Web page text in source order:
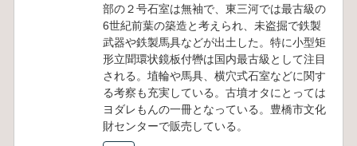
部の２号石室は無袖で、東三河では最古級の
6世紀前葉の築造と考えられ、未盗掘で鉄製
武器や鉄製馬具などが出土した。特に小型矩
形立聞環状鏡板付轡は国内最古級として注目
される。埴輪や馬具、横穴式石室などに関す
る考察も充実している。古墳オタにとっては
ヨダレもんの一冊となっている。豊橋市文化
財センターで販売している。